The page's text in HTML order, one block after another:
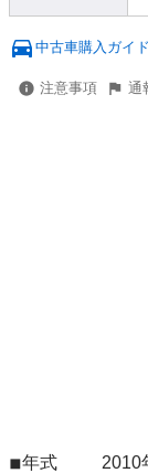
中古車購入ガイド
注意事項 通
◾︎年式          2010